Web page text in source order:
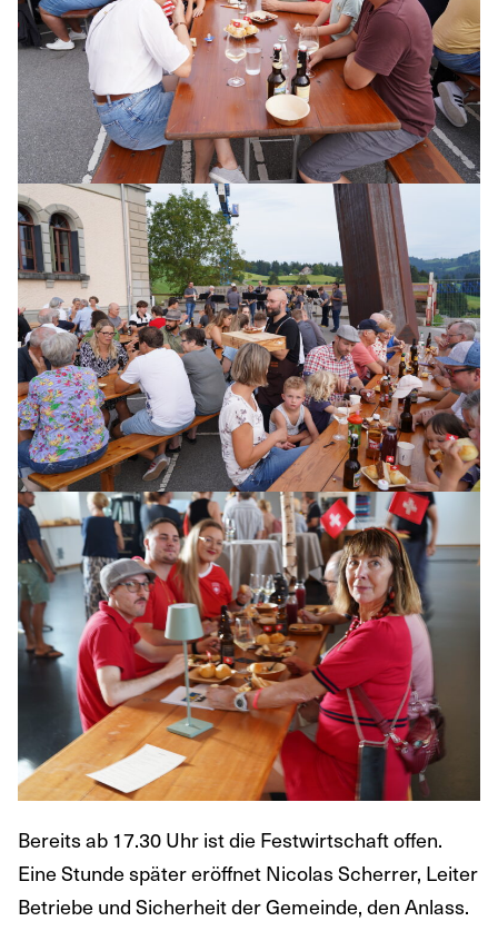
Bereits ab 17.30 Uhr ist die Festwirtschaft offen.
Eine Stunde später eröffnet Nicolas Scherrer, Leiter
Betriebe und Sicherheit der Gemeinde, den Anlass.